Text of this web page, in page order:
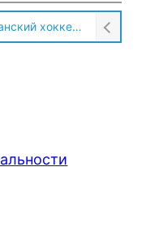
Американский хоккеист рассказал о культурном шоке после переезда в Россию!
Солдат ВСУ говорит о том, чтобы продавали топливо для ремонта техники в Угледаре